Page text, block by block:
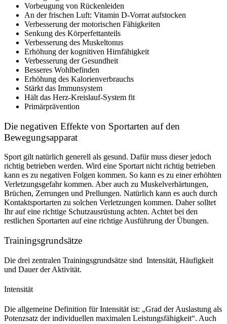
Vorbeugung von Rückenleiden
An der frischen Luft: Vitamin D-Vorrat aufstocken
Verbesserung der motorischen Fähigkeiten
Senkung des Körperfettanteils
Verbesserung des Muskeltonus
Erhöhung der kognitiven Hirnfähigkeit
Verbesserung der Gesundheit
Besseres Wohlbefinden
Erhöhung des Kalorienverbrauchs
Stärkt das Immunsystem
Hält das Herz-Kreislauf-System fit
Primärprävention
Die negativen Effekte von Sportarten auf den
Bewegungsapparat
Sport gilt natürlich generell als gesund. Dafür muss dieser jedoch
richtig betrieben werden. Wird eine Sportart nicht richtig betrieben
kann es zu negativen Folgen kommen. So kann es zu einer erhöhten
Verletzungsgefahr kommen. Aber auch zu Muskelverhärtungen,
Brüchen, Zerrungen und Prellungen. Natürlich kann es auch durch
Kontaktsportarten zu solchen Verletzungen kommen. Daher solltet
Ihr auf eine richtige Schutzausrüstung achten. Achtet bei den
restlichen Sportarten auf eine richtige Ausführung der Übungen.
Trainingsgrundsätze
Die drei zentralen Trainingsgrundsätze sind Intensität, Häufigkeit
und Dauer der Aktivität.
Intensität
Die allgemeine Definition für Intensität ist: „Grad der Auslastung als
Potenzsatz der individuellen maximalen Leistungsfähigkeit“. Auch